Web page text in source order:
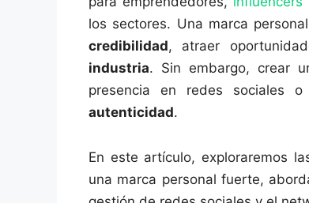
los sectores. Una marca
credibilidad, atraer
industria. Sin embargo, crear
presencia en redes sociales
autenticidad.
En este artículo, exploraremos
una marca personal fuerte,